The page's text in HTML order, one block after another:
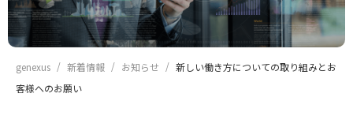
genexus 新着情報 お知らせ
新しい働き方についての取り組みとお
客様へのお願い